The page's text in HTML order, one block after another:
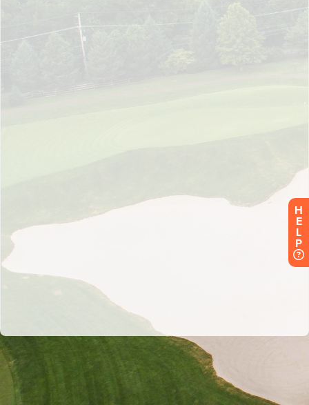
H
E
L
P